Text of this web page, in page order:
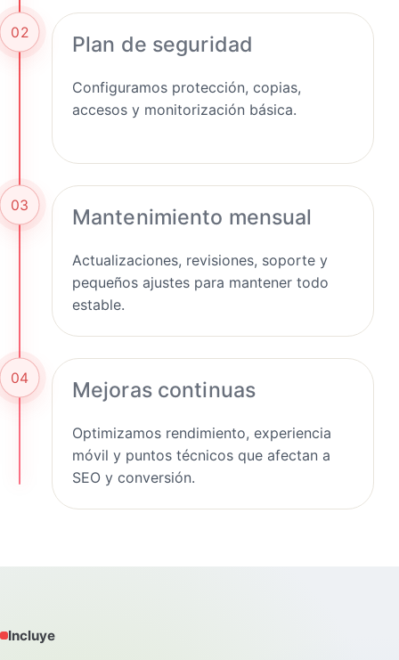
02 Plan de seguridad
Configuramos protección, copias,
accesos y monitorización básica.
03 Mantenimiento mensual
Actualizaciones, revisiones, soporte y
pequeños ajustes para mantener todo
estable.
04 Mejoras continuas
Optimizamos rendimiento, experiencia
móvil y puntos técnicos que afectan a
SEO y conversión.
Incluye